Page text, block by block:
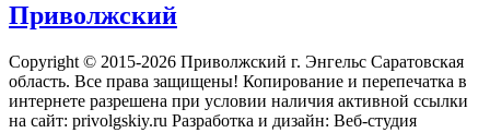
Приволжский
Copyright © 2015-2026 Приволжский г. Энгельс Саратовская
область. Все права защищены! Копирование и перепечатка в
интернете разрешена при условии наличия активной ссылки
на сайт: privolgskiy.ru Разработка и дизайн: Веб-студия